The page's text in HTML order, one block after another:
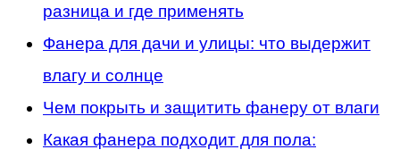
разница и где применять
Фанера для дачи и улицы: что выдержит
влагу и солнце
Чем покрыть и защитить фанеру от влаги
Какая фанера подходит для пола: